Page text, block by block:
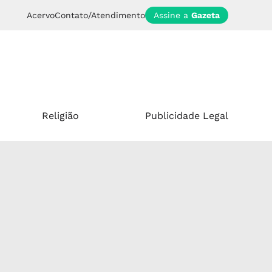
AcervoContato/Atendimento Assine a Gazeta
Religião Publicidade Legal